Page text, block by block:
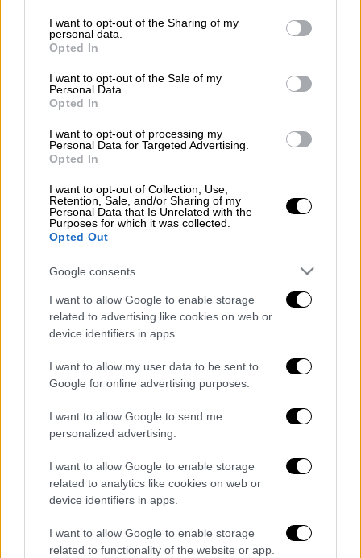
not limited to your visit or usage behaviour. You may click to
grant or deny consent to Google and its third-party tags to
use your data for below specified purposes in below Google
consent section.
I want to opt-out of the Sharing of my
personal data.
Opted In
I want to opt-out of the Sale of my
Personal Data.
Opted In
I want to opt-out of processing my
Personal Data for Targeted Advertising.
Opted In
I want to opt-out of Collection, Use,
Retention, Sale, and/or Sharing of my
Personal Data that Is Unrelated with the
Purposes for which it was collected.
Opted Out
Google consents
I want to allow Google to enable storage
related to advertising like cookies on web or
device identifiers in apps.
I want to allow my user data to be sent to
Google for online advertising purposes.
I want to allow Google to send me
personalized advertising.
I want to allow Google to enable storage
related to analytics like cookies on web or
device identifiers in apps.
I want to allow Google to enable storage
related to functionality of the website or app.
ανάποδη πίτσα με σφολιάτα και
λαχανικά
Γεμίζει το σκεύος όπου πρόκειται να
ψήσει την πίτσα με σφολιάτα με όχι πολύ
ψιλοκομμένα λαχανικά (κολοκυθάκια
χονδρές ροδέλες,πιπεριές,κρεμμύδι και
ντοματίνιακομμένα στη μέση). Τα
αλατοπιπερώνει, ρίχνει μπόλικο
φρεσκοκομμένο μυρωδικό (συγκεκριμένα
ρίγανη) και ελαιόλαδο, τα ανακατεύει και στη
συνέχεια τα ψήνει σε προθερμασμένο
φούρνο στους 190° C.
Στη συνέχεια τα βγάζει από το φούρνο, τα
σπρώχνει ελαφρά προς το κέντρο του
σκεύους ώστε να δημιουργήσει ένα
πρόχειρο μικρό κενό από τα τοιχώματα και
σφολιάτας. Ψήνει για άλλη μισή ώρα
περίπου.
Βγάζει το σκεύος απ’ το φούρνο, το
σκεπάζει με μια ξύλινη επιφάνεια κοπής και